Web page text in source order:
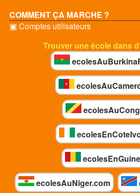
COMMENT ÇA MARCHE ?
▣ Comptes utilisateurs
Trouver une école dans
ecolesAuNiger.com